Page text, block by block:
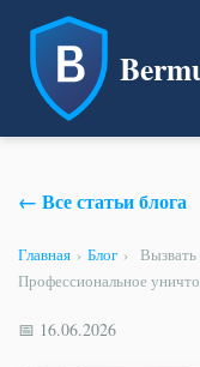
← Все статьи блога
Главная › Блог ›
Профессиональное
📅 16.06.2026